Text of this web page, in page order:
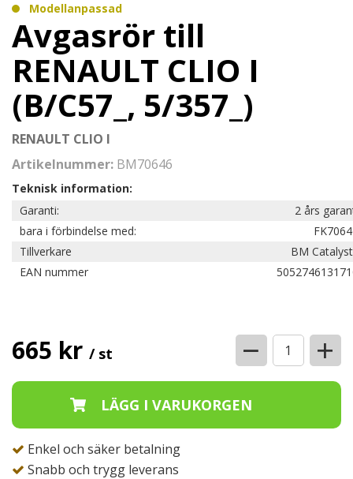
Modellanpassad
Avgasrör till
RENAULT CLIO I
(B/C57_, 5/357_)
RENAULT CLIO I
Artikelnummer: BM70646
Teknisk information:
Garanti:
2 års
bara i förbindelse med:
Tillverkare
BM
EAN nummer
665 kr / st − +
Enkel och säker betalning
Snabb och trygg leverans